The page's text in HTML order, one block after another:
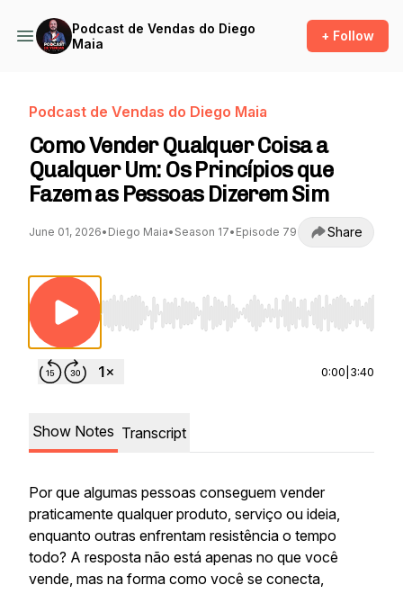
Podcast de Vendas do Diego
Maia
+ Follow
Podcast de Vendas do Diego Maia
Como Vender Qualquer Coisa a
Qualquer Um: Os Princípios que
Fazem as Pessoas Dizerem Sim
June 01, 2026• Diego Maia• Season 17• Episode 79 Share
Use Left/Right to seek, Home/End to jump to
0:00 3:40
Show Notes Transcript
Por que algumas pessoas conseguem vender
praticamente qualquer produto, serviço ou ideia,
enquanto outras enfrentam resistência o tempo
todo? A resposta não está apenas no que você
vende, mas na forma como você se conecta,